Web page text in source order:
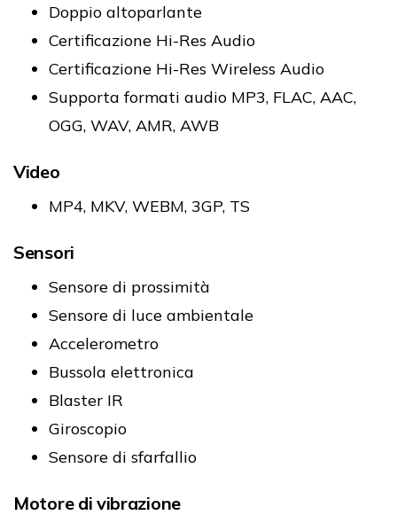
Doppio altoparlante
Certificazione Hi-Res Audio
Certificazione Hi-Res Wireless Audio
Supporta formati audio MP3, FLAC, AAC,
OGG, WAV, AMR, AWB
Video
MP4, MKV, WEBM, 3GP, TS
Sensori
Sensore di prossimità
Sensore di luce ambientale
Accelerometro
Bussola elettronica
Blaster IR
Giroscopio
Sensore di sfarfallio
Motore di vibrazione